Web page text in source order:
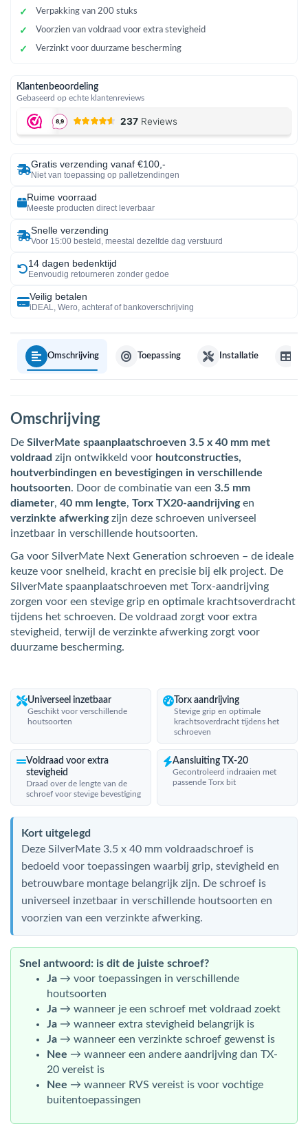
Verpakking van 200 stuks
Voorzien van voldraad voor extra stevigheid
Verzinkt voor duurzame bescherming
Klantenbeoordeling
Gebaseerd op echte klantenreviews
Gratis verzending vanaf €100,-
Niet van toepassing op palletzendingen
Ruime voorraad
Meeste producten direct leverbaar
Snelle verzending
Voor 15:00 besteld, meestal dezelfde dag verstuurd
14 dagen bedenktijd
Eenvoudig retourneren zonder gedoe
Veilig betalen
iDEAL, Wero, achteraf of bankoverschrijving
Omschrijving Toepassing Installatie
Omschrijving
De SilverMate spaanplaatschroeven 3.5 x 40 mm met
voldraad zijn ontwikkeld voor houtconstructies,
houtverbindingen en bevestigingen in verschillende
houtsoorten. Door de combinatie van een 3.5 mm
diameter, 40 mm lengte, Torx TX20-aandrijvingen
verzinkte afwerkingzijn deze schroeven universeel
inzetbaar in verschillende houtsoorten.
Ga voor SilverMate Next Generation schroeven – de ideale
keuze voor snelheid, kracht en precisie bij elk project. De
SilverMate spaanplaatschroeven met Torx-aandrijving
zorgen voor een stevige grip en optimale krachtsoverdracht
tijdens het schroeven. De voldraad zorgt voor extra
stevigheid, terwijl de verzinkte afwerking zorgt voor
duurzame bescherming.
Universeel inzetbaar
Geschikt voor verschillende
houtsoorten
Torx aandrijving
Stevige grip en optimale
krachtsoverdracht tijdens het
schroeven
Voldraad voor extra
stevigheid
Draad over de lengte van de
schroef voor stevige bevestiging
Aansluiting TX-20
Gecontroleerd indraaien met
passende Torx bit
Kort uitgelegd
Deze SilverMate 3.5 x 40 mm voldraadschroef is
bedoeld voor toepassingen waarbij grip, stevigheid en
betrouwbare montage belangrijk zijn. De schroef is
universeel inzetbaar in verschillende houtsoorten en
voorzien van een verzinkte afwerking.
Snel antwoord: is dit de juiste schroef?
Ja → voor toepassingen in verschillende
houtsoorten
Ja → wanneer je een schroef met voldraad zoekt
Ja → wanneer extra stevigheid belangrijk is
Ja → wanneer een verzinkte schroef gewenst is
Nee → wanneer een andere aandrijving dan TX-
20 vereist is
Nee → wanneer RVS vereist is voor vochtige
buitentoepassingen